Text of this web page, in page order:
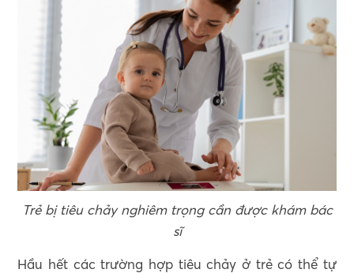
Trẻ bị tiêu chảy nghiêm trọng cần được khám bác
sĩ
Hầu hết các trường hợp tiêu chảy ở trẻ có thể tự